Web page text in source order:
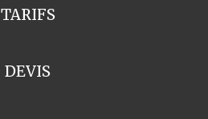
TARIFS
DEVIS